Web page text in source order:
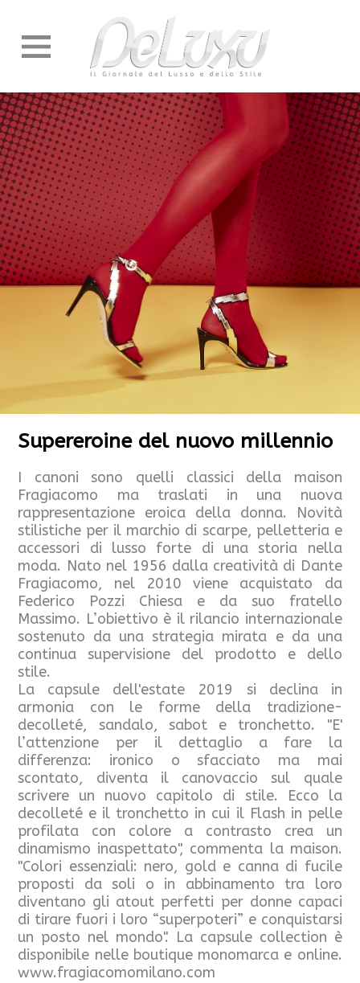
Supereroine del nuovo millennio
I canoni sono quelli classici della maison
Fragiacomo ma traslati in una nuova
rappresentazione eroica della donna. Novità
stilistiche per il marchio di scarpe, pelletteria e
accessori di lusso forte di una storia nella
moda. Nato nel 1956 dalla creatività di Dante
Fragiacomo, nel 2010 viene acquistato da
Federico Pozzi Chiesa e da suo fratello
Massimo. L’obiettivo è il rilancio internazionale
sostenuto da una strategia mirata e da una
continua supervisione del prodotto e dello
stile.
La capsule dell'estate 2019 si declina in
armonia con le forme della tradizione-
decolleté, sandalo, sabot e tronchetto. "E'
l’attenzione per il dettaglio a fare la
differenza: ironico o sfacciato ma mai
scontato, diventa il canovaccio sul quale
scrivere un nuovo capitolo di stile. Ecco la
decolleté e il tronchetto in cui il Flash in pelle
profilata con colore a contrasto crea un
dinamismo inaspettato", commenta la maison.
"Colori essenziali: nero, gold e canna di fucile
proposti da soli o in abbinamento tra loro
diventano gli atout perfetti per donne capaci
di tirare fuori i loro “superpoteri” e conquistarsi
un posto nel mondo". La capsule collection è
disponibile nelle boutique monomarca e online.
www.fragiacomomilano.com